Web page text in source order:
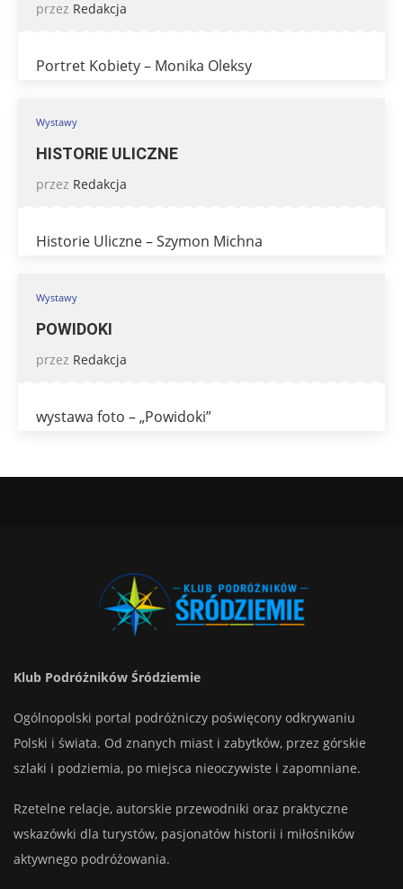
przez Redakcja
Portret Kobiety – Monika Oleksy
Wystawy
HISTORIE ULICZNE
przez Redakcja
Historie Uliczne – Szymon Michna
Wystawy
POWIDOKI
przez Redakcja
wystawa foto – „Powidoki”
Klub Podróżników Śródziemie
Ogólnopolski portal podróżniczy poświęcony odkrywaniu
Polski i świata. Od znanych miast i zabytków, przez górskie
szlaki i podziemia, po miejsca nieoczywiste i zapomniane.
Rzetelne relacje, autorskie przewodniki oraz praktyczne
wskazówki dla turystów, pasjonatów historii i miłośników
aktywnego podróżowania.